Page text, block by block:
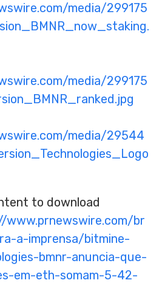
media/299175
media/299175
media/29544
to download
www.prnewswire.com/br
a-imprensa/bitmine-
bmnr-anuncia-que-
em-eth-somam-5-42-